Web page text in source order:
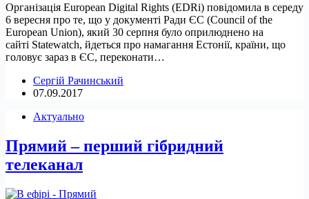
Організація European Digital Rights (EDRi) повідомила в середу
6 вересня про те, що у документі Ради ЄС (Council of the
European Union), який 30 серпня було оприлюднено на
сайті Statewatch, йдеться про намагання Естонії, країни, що
головує зараз в ЄС, переконати…
Сергій Рачинський
07.09.2017
Актуально
Прямий – перший гібридний
телеканал